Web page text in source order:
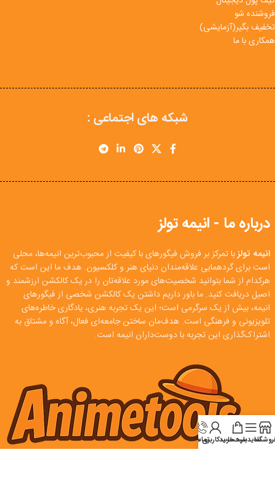
فروشنده شو
تخفیف بگیر(آزمایشی)
همکاری با ما
شبکه های اجتماعی :
درباره ما - انیمه تولز
انیمه تولزبا تمرکز بر فروش فیگورهای با کیفیت از محبوب‌ترین انیمه‌ها، محلی
است برای گردهمایی علاقه‌مندان دنیای هنر و کلکسیون. هدف ما این است که
هرکدام از شما بتوانید شخصیت‌های مورد علاقه‌تان را در یک کالکشن ارزشمند و
اصیل دریافت کنید. ما باور داریم داشتن یک کالکشن شخصی از فیگورهای
انیمه، بیش از یک سرگرمی است؛ این یک تجربه هنری، یادگاری خاطره‌های
تلویزیونی و فرهنگی است. هدف‌مان ساختن جامعه‌ای فعال، آگاه و مشتاق به
اشتراک‌گذاری این تجربه با دوست‌داران انیمه است.
سایدبارسبد خرید
حساب کاربری من
تماس